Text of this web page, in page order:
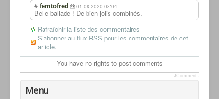
# femtofred 01-08-2020 08:04
Belle ballade ! De bien jolis combinés.
Rafraîchir la liste des commentaires
S’abonner au flux RSS pour les commentaires de cet
article.
You have no rights to post comments
JComments
Menu